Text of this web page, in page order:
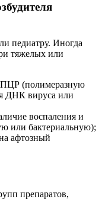
педиатру. Иногда
тяжелых или
ПЦР (полимеразную
ДНК вируса или
воспаления и
или бактериальную);
афтозный
препаратов,